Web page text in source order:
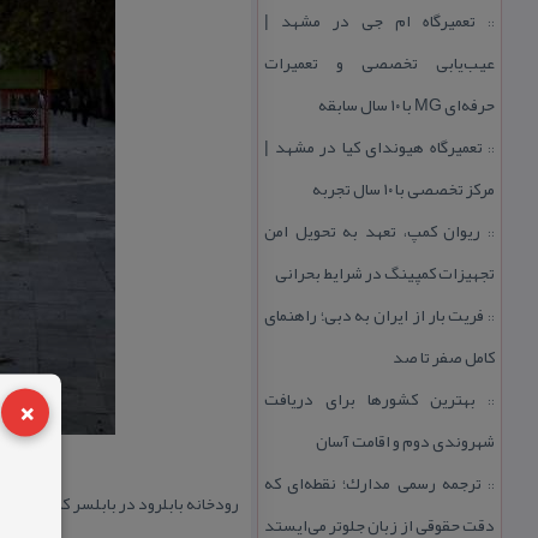
×
:: تعمیرگاه ام جی در مشهد |
عیب‌یابی تخصصی و تعمیرات
حرفه‌ای MG با ۱۰ سال سابقه
:: تعمیرگاه هیوندای كیا در مشهد |
مركز تخصصی با ۱۰ سال تجربه
:: ریوان كمپ، تعهد به تحویل امن
تجهیزات كمپینگ در شرایط بحرانی
:: فریت بار از ایران به دبی؛ راهنمای
كامل صفر تا صد
:: بهترین كشورها برای دریافت
شهروندی دوم و اقامت آسان
:: ترجمه رسمی مدارك؛ نقطه‌ای كه
دقت حقوقی از زبان جلوتر می‌ایستد
رودخانه بابلرود در بابلسر كه